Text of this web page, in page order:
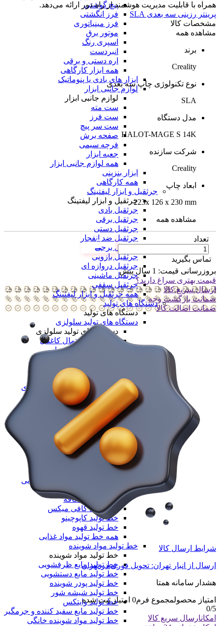
پیچ گوشتی
فرز انگشتی
فرز مینیاتوری
موتور برق
اسپری رنگ
انبردست
اره دستی و برقی
همه ابزار کارگاهی
ابزار های بادی یا پنوماتیک
لوازم جانبی ابزار
لوازم جانبی ابزار
ست مته
ست فرز
ست سر پیچ
صفحه برش
فرچه سیمی
جعبه ابزار
همه لوازم جانبی ابزار
ابزار بنزینی
همه کارگاهی
جرثقیل و ابزار لیفتینگ
جرثقیل و ابزار لیفتینگ
جرثقیل بادی
جرثقیل برقی
جرثقیل دستی
جرثقیل ضد انفجار
جرثقیل برجی
جرثقیل بازویی
جرثقیل دروازه ای
جرثقیل ماشینی
جرثقیل سقفی
همه جرثقیل و ابزار لیفتینگ
دستگاه های تولید
دستگاه های تولید
دستگاه های تولید سلولزی
دستگاه های تولید سلولزی
خط تولید دستمال کاغذی
خط تولید دستمال دلسی
خط تولید لیوان یکبار مصرف
خط تولید لیوان دوجداره
همه دستگاه های تولید سلولزی
دستگاه های تولید پلیمری
دستگاه های تولید پلیمری
خط تولید کیسه فریزر
خط تولید کیسه زباله
خط تولید نایلون دسته دار
خط تولید طاقه نایلون مادر
همه دستگاه های تولید پلیمری
خط تولید مواد غذایی
خط تولید مواد غذایی
خط تولید بسته‌بندی مواد غذایی
دستگاه تولید پاپ کورن
خط تولید نسکافه
خط تولید کافی میکس
خط تولید کاپوچینو
خط تولید قهوه
همه خط تولید مواد غذایی
خط تولید مواد شوینده
خط تولید مواد شوینده
خط تولید مایع ظرفشویی
خط تولید مایع دستشویی
خط تولید پودر شوینده
خط تولید شیشه شور
خط تولید وایتکس
خط تولید مایع سفید کننده و جرمگیر
خط تولید مواد شوینده خانگی
همراه با قابلیت مدیریت هوشمند از راه دور ارائه می‌دهد.
پرینتر رزینی سه بعدی SLA
مشخصات کالا
مشاهده همه
برند
Creality
نوع تکنولوژی چاپ سه بعدی
SLA
مدل دستگاه
HALOT-MAGE S 14K
شرکت سازنده
Creality
ابعاد چاپ
223x 126 x 230 mm
مشاهده همه
تعداد
تماس بگیرید
بروزرسانی قیمت: 1 سال پیش
قیمت بهتری سراغ دارید؟
ارسال سریع کالا
ضمانت بازگشت وجه
ضمانت اضالت کالا
شرایط ارسال کالا
ارسال از انبار تهران: تحویل فوری در تهران
هشدار سامانه همتا
امتیاز محصولمجموع فرم0 امتیاز ثبت شده
0/5
امکانارسال سریع کالا